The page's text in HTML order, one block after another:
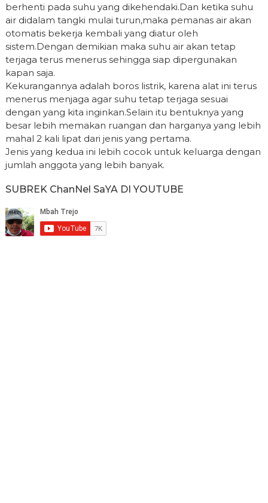
berhenti pada suhu yang dikehendaki.Dan ketika suhu
air didalam tangki mulai turun,maka pemanas air akan
otomatis bekerja kembali yang diatur oleh
sistem.Dengan demikian maka suhu air akan tetap
terjaga terus menerus sehingga siap dipergunakan
kapan saja.
Kekurangannya adalah boros listrik, karena alat ini terus
menerus menjaga agar suhu tetap terjaga sesuai
dengan yang kita inginkan.Selain itu bentuknya yang
besar lebih memakan ruangan dan harganya yang lebih
mahal 2 kali lipat dari jenis yang pertama.
Jenis yang kedua ini lebih cocok untuk keluarga dengan
jumlah anggota yang lebih banyak.
SUBREK ChanNel SaYA DI YOUTUBE